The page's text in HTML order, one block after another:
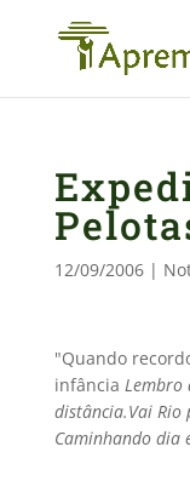
12/09/2006|
"Quando
infância Lembro
distância.Vai Rio
Caminhando dia